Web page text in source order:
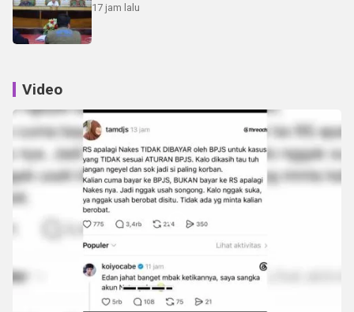
17 jam lalu
Video